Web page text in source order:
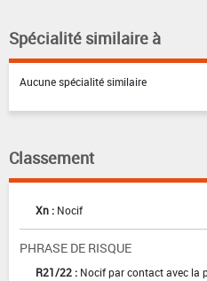
Spécialité similaire à
Aucune spécialité similaire
Classement
Xn : Nocif
PHRASE DE RISQUE
R21/22 : Nocif par contact avec la